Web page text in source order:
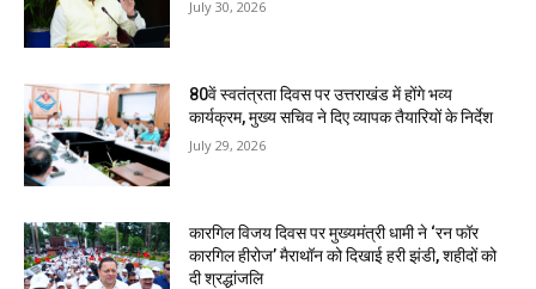
July 30, 2026
80वें स्वतंत्रता दिवस पर उत्तराखंड में होंगे भव्य
कार्यक्रम, मुख्य सचिव ने दिए व्यापक तैयारियों के निर्देश
July 29, 2026
कारगिल विजय दिवस पर मुख्यमंत्री धामी ने ‘रन फॉर
कारगिल हीरोज’ मैराथॉन को दिखाई हरी झंडी, शहीदों को
दी श्रद्धांजलि